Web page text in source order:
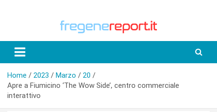
Home 2023 Marzo
20
Apre a Fiumicino ‘The Wow Side’, centro commerciale
interattivo